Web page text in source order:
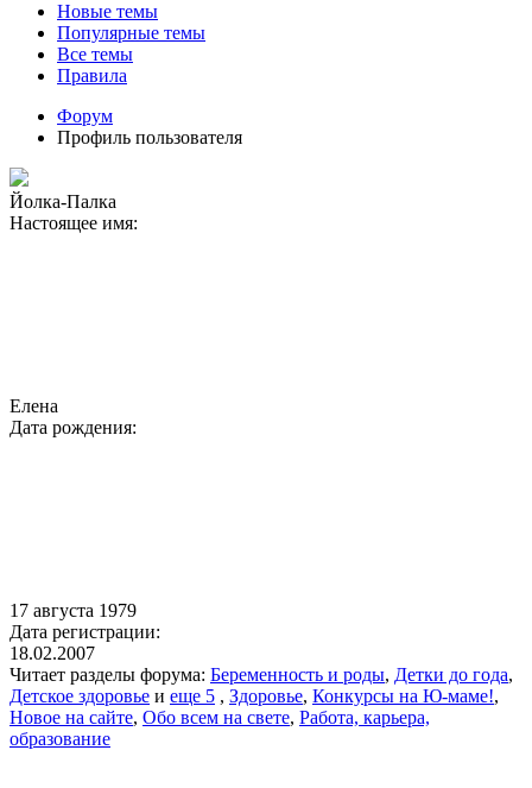
Новые темы
Популярные темы
Все темы
Правила
Форум
Профиль пользователя
Йолка-Палка
Настоящее имя:
Елена
Дата рождения:
17 августа 1979
Дата регистрации:
18.02.2007
Читает разделы форума: Беременность и роды, Детки до года,
Детское здоровье и еще 5 , Здоровье, Конкурсы на Ю-маме!,
Новое на сайте, Обо всем на свете, Работа, карьера,
образование